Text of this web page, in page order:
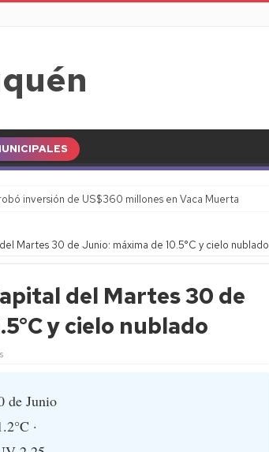
inversión de US$360 millones en Vaca Muerta
Martes 30 de Junio: máxima de 10.5°C y cielo nublado
del Martes 30 de
y cielo nublado
de Junio
·